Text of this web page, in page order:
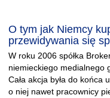
O tym jak Niemcy
przewidywania się
W roku 2006 spółka
niemieckiego medialnego
Cała akcja była do końca
o niej nawet pracownicy